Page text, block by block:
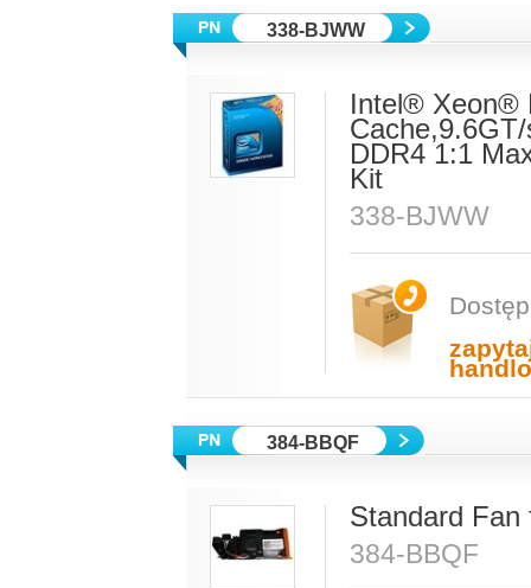
338-BJWW
Intel® Xeon®
DDR4 1:1
Kit
338-BJWW
384-BBQF
Standard Fan
384-BBQF